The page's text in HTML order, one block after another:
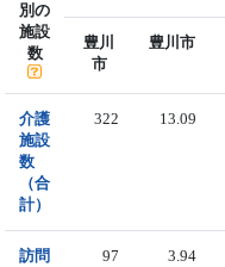
別の
施設
数
豊川
市
豊川市
介護
施設
数
（合
計）
322 13.09
訪問
97 3.94